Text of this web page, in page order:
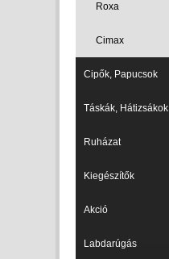
Roxa
Cimax
Cipők, Papucsok
Táskák, Hátizsákok
Ruházat
Kiegészítők
Akció
Labdarúgás